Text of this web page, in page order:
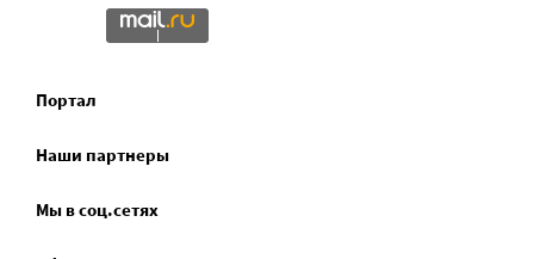
Портал
Наши партнеры
Мы в соц.сетях